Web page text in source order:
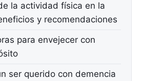
la actividad física en la
y recomendaciones
para envejecer con
ser querido con demencia